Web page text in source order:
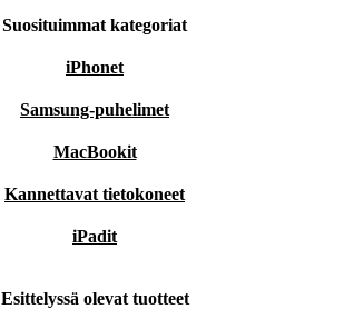
Suosituimmat kategoriat
iPhonet
Samsung-puhelimet
MacBookit
Kannettavat tietokoneet
iPadit
Esittelyssä olevat tuotteet